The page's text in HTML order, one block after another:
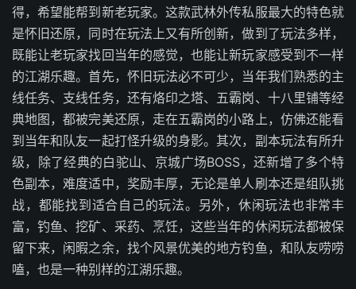
得，希望能帮到新老玩家。这款武林外传私服最大的特色就
是怀旧还原，同时在玩法上又有所创新，做到了玩法多样，
既能让老玩家找回当年的感觉，也能让新玩家感受到不一样
的江湖乐趣。首先，怀旧玩法必不可少，当年我们熟悉的主
线任务、支线任务，还有烙印之塔、五霸岗、十八里铺等经
典地图，都被完美还原，走在五霸岗的小路上，仿佛还能看
到当年和队友一起打怪升级的身影。其次，副本玩法有所升
级，除了经典的白驼山、京城广场BOSS，还新增了多个特
色副本，难度适中，奖励丰厚，无论是单人刷本还是组队挑
战，都能找到适合自己的玩法。另外，休闲玩法也非常丰
富，钓鱼、挖矿、采药、烹饪，这些当年的休闲玩法都被保
留下来，闲暇之余，找个风景优美的地方钓鱼，和队友唠唠
嗑，也是一种别样的江湖乐趣。